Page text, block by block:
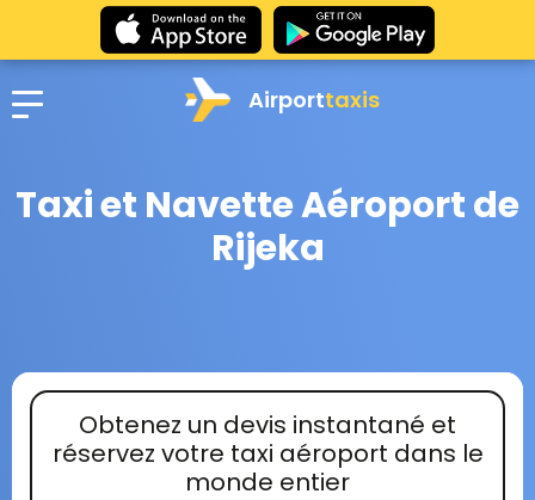
Airporttaxis
Taxi et Navette Aéroport de
Rijeka
Obtenez un devis instantané et
réservez votre taxi aéroport dans le
monde entier